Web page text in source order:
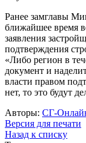
Ранее замглавы
ближайшее время
заявления
подтверждения
«Либо регион в
документ и
власти правом
нет, то это будут
Авторы: СГ-
Версия для печати
Назад к списку